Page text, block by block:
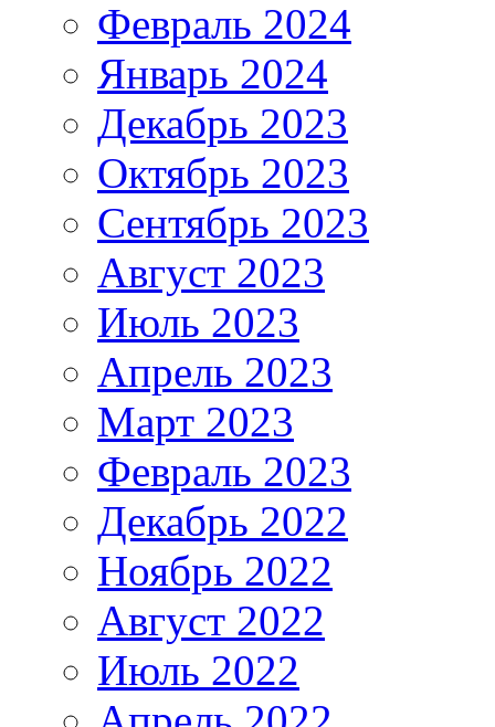
Февраль 2024
Январь 2024
Декабрь 2023
Октябрь 2023
Сентябрь 2023
Август 2023
Июль 2023
Апрель 2023
Март 2023
Февраль 2023
Декабрь 2022
Ноябрь 2022
Август 2022
Июль 2022